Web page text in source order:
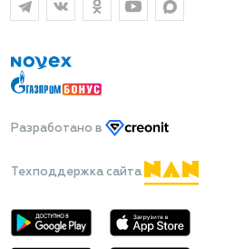
Разработано в
Техподдержка сайта